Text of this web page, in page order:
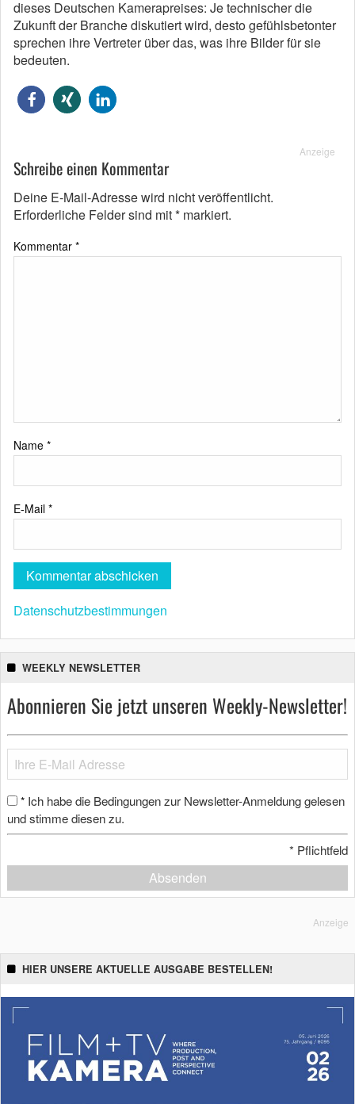
dieses Deutschen Kamerapreises: Je technischer die
Zukunft der Branche diskutiert wird, desto gefühlsbetonter
sprechen ihre Vertreter über das, was ihre Bilder für sie
bedeuten.
Anzeige
Schreibe einen Kommentar
Deine E-Mail-Adresse wird nicht veröffentlicht.
Erforderliche Felder sind mit* markiert.
Kommentar *
Name *
E-Mail *
Datenschutzbestimmungen
WEEKLY NEWSLETTER
Abonnieren Sie jetzt unseren Weekly-Newsletter!
* Ich habe die Bedingungen zur Newsletter-Anmeldung gelesen
und stimme diesen zu.
* Pflichtfeld
Absenden
Anzeige
HIER UNSERE AKTUELLE AUSGABE BESTELLEN!